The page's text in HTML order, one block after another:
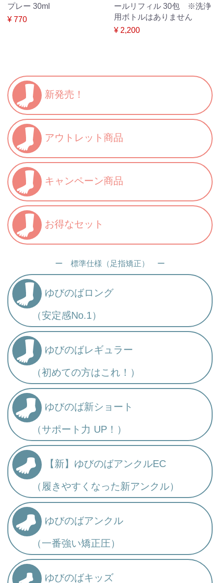
プレー 30ml
¥ 770
ールリフィル 30包 ※洗浄
用ボトルはありません
¥ 2,200
新発売！
アウトレット商品
キャンペーン商品
お得なセット
ー 標準仕様（足指矯正） ー
ゆびのばロング
（安定感No.1）
ゆびのばレギュラー
（初めての方はこれ！）
ゆびのば新ショート
（サポート力 UP！）
【新】ゆびのばアンクルEC
（履きやすくなった新アンクル）
ゆびのばアンクル
（一番強い矯正圧）
ゆびのばキッズ